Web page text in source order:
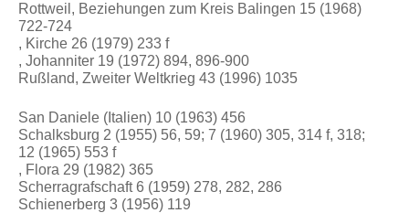
Rottweil, Beziehungen zum Kreis Balingen 15 (1968)
722-724
, Kirche 26 (1979) 233 f
, Johanniter 19 (1972) 894, 896-900
Rußland, Zweiter Weltkrieg 43 (1996) 1035
San Daniele (Italien) 10 (1963) 456
Schalksburg 2 (1955) 56, 59; 7 (1960) 305, 314 f, 318;
12 (1965) 553 f
, Flora 29 (1982) 365
Scherragrafschaft 6 (1959) 278, 282, 286
Schienerberg 3 (1956) 119